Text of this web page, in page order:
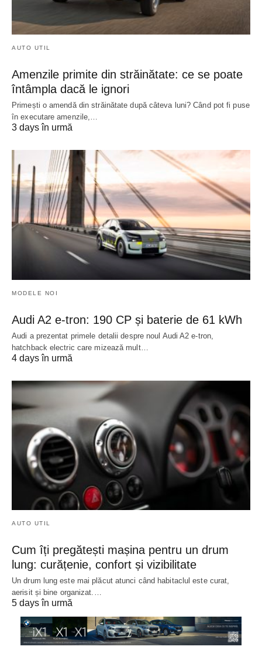
AUTO UTIL
Amenzile primite din străinătate: ce se poate
întâmpla dacă le ignori
Primești o amendă din străinătate după câteva luni? Când pot fi puse
în executare amenzile,…
3 days în urmă
MODELE NOI
Audi A2 e-tron: 190 CP și baterie de 61 kWh
Audi a prezentat primele detalii despre noul Audi A2 e-tron,
hatchback electric care mizează mult…
4 days în urmă
AUTO UTIL
Cum îți pregătești mașina pentru un drum
lung: curățenie, confort și vizibilitate
Un drum lung este mai plăcut atunci când habitaclul este curat,
aerisit și bine organizat.…
5 days în urmă